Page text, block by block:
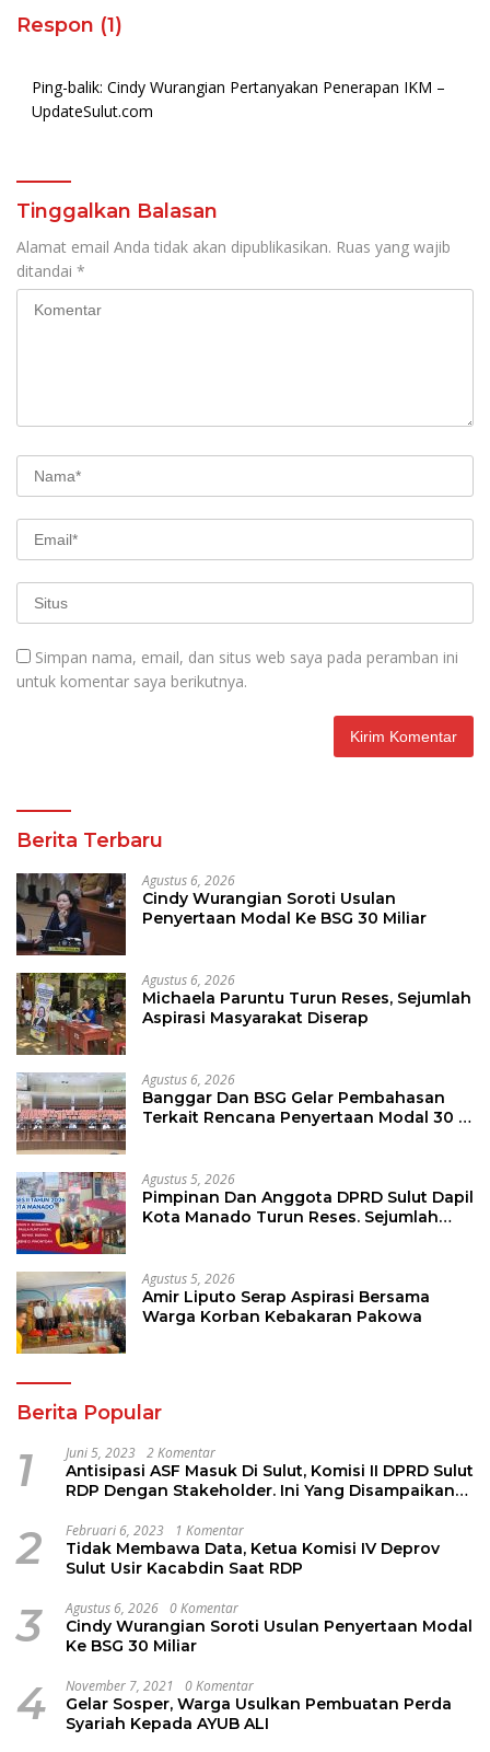
Respon (1)
Ping-balik: Cindy Wurangian Pertanyakan Penerapan IKM –
UpdateSulut.com
Tinggalkan Balasan
Alamat email Anda tidak akan dipublikasikan. Ruas yang wajib
ditandai *
Simpan nama, email, dan situs web saya pada peramban ini
untuk komentar saya berikutnya.
Berita Terbaru
Agustus 6, 2026
Cindy Wurangian Soroti Usulan
Penyertaan Modal Ke BSG 30 Miliar
Agustus 6, 2026
Michaela Paruntu Turun Reses, Sejumlah
Aspirasi Masyarakat Diserap
Agustus 6, 2026
Banggar Dan BSG Gelar Pembahasan
Terkait Rencana Penyertaan Modal 30 M
Agustus 5, 2026
Pimpinan Dan Anggota DPRD Sulut Dapil
Kota Manado Turun Reses. Sejumlah
Agustus 5, 2026
Amir Liputo Serap Aspirasi Bersama
Warga Korban Kebakaran Pakowa
Berita Popular
1 Juni 5, 2023 2 Komentar
Antisipasi ASF Masuk Di Sulut, Komisi II DPRD Sulut
RDP Dengan Stakeholder. Ini Yang Disampaikan
2 Februari 6, 2023 1 Komentar
Tidak Membawa Data, Ketua Komisi IV Deprov
Sulut Usir Kacabdin Saat RDP
3 Agustus 6, 2026 0 Komentar
Cindy Wurangian Soroti Usulan Penyertaan Modal
Ke BSG 30 Miliar
4 November 7, 2021 0 Komentar
Gelar Sosper, Warga Usulkan Pembuatan Perda
Syariah Kepada AYUB ALI